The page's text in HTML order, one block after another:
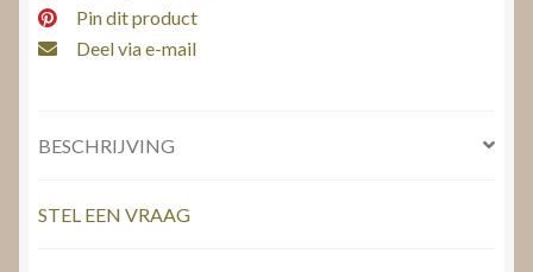
Pin dit product
Deel via e-mail
BESCHRIJVING
STEL EEN VRAAG